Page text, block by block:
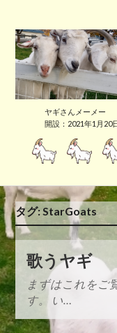
ヤギさんメーメー
開設：2021年1月20
タグ:StarGoats
歌うヤギ
まずはこれを
す。 い…